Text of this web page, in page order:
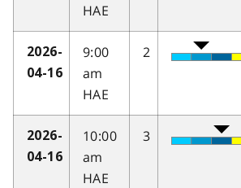
HAE
2026-
04-16
9:00
am
HAE
2
2026-
04-16
10:00
am
HAE
3